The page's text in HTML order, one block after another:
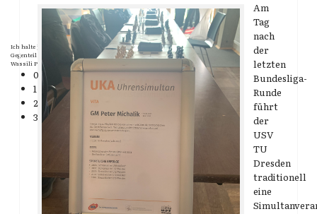
Ich halte jeden, mit dem ich spiele, so lange für einen Meister, bis er mir das
Gegenteil bewiesen hat.
Wassili Panow
0
1
2
3
Am
Tag
nach
der
letzten
Bundesliga-
Runde
führt
der
USV
TU
Dresden
traditionell
eine